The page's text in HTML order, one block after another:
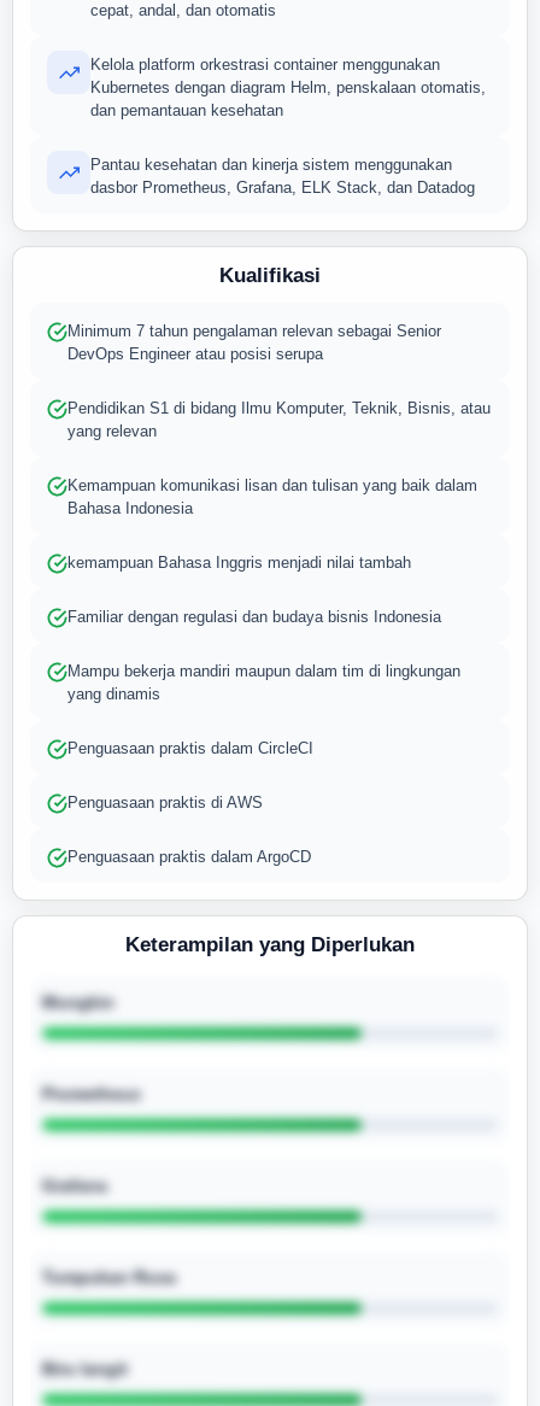
cepat, andal, dan otomatis
Kelola platform orkestrasi container menggunakan
Kubernetes dengan diagram Helm, penskalaan otomatis,
dan pemantauan kesehatan
Pantau kesehatan dan kinerja sistem menggunakan
dasbor Prometheus, Grafana, ELK Stack, dan Datadog
Kualifikasi
Minimum 7 tahun pengalaman relevan sebagai Senior
DevOps Engineer atau posisi serupa
Pendidikan S1 di bidang Ilmu Komputer, Teknik, Bisnis, atau
yang relevan
Kemampuan komunikasi lisan dan tulisan yang baik dalam
Bahasa Indonesia
kemampuan Bahasa Inggris menjadi nilai tambah
Familiar dengan regulasi dan budaya bisnis Indonesia
Mampu bekerja mandiri maupun dalam tim di lingkungan
yang dinamis
Penguasaan praktis dalam CircleCI
Penguasaan praktis di AWS
Penguasaan praktis dalam ArgoCD
Keterampilan yang Diperlukan
Mungkin
Prometheus
Grafana
Tumpukan Rusa
Biru langit